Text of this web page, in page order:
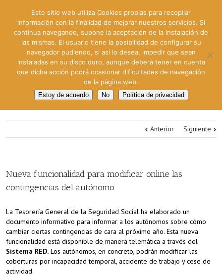
Anterior Siguiente
Nueva funcionalidad para modificar online las
contingencias del autónomo
La Tesorería General de la Seguridad Social ha elaborado un
documento informativo para informar a los autónomos sobre cómo
cambiar ciertas contingencias de cara al próximo año. Esta nueva
funcionalidad está disponible de manera telemática a través del
Sistema RED. Los autónomos, en concreto, podrán modificar las
coberturas por incapacidad temporal, accidente de trabajo y cese de
actividad.
Este sitio web utiliza Cookies propias para recopilar
información con la finalidad de mejorar nuestros servicios. Si
continua navegando, supone la aceptación de la instalación de
las mismas. El usuario tiene la posibilidad de configurar su
navegador pudiendo, si así lo desea, impedir que sean
instaladas en su disco duro, aunque deberá tener en cuenta
que dicha acción podrá ocasionar dificultades de navegación
de la página web.
Estoy de acuerdo No Política de privacidad